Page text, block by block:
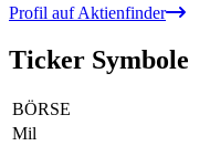
Profil auf Aktienfinder
Ticker Symbole
BÖRSE
Mil